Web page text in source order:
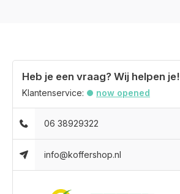
Heb je een vraag? Wij helpen je!
Klantenservice: now opened
06 38929322
info@koffershop.nl